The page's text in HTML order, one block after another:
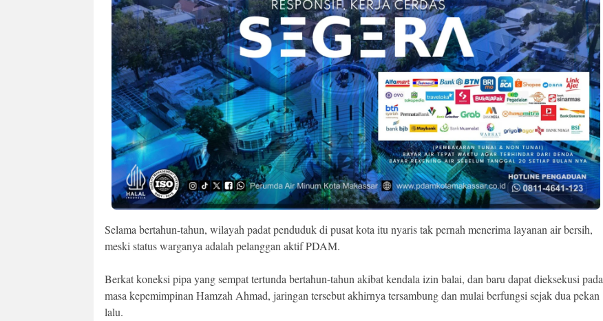
Selama bertahun-tahun, wilayah padat penduduk di pusat kota itu nyaris tak pernah menerima layanan air bersih,
meski status warganya adalah pelanggan aktif PDAM.
Berkat koneksi pipa yang sempat tertunda bertahun-tahun akibat kendala izin balai, dan baru dapat dieksekusi pada
masa kepemimpinan Hamzah Ahmad, jaringan tersebut akhirnya tersambung dan mulai berfungsi sejak dua pekan
lalu.